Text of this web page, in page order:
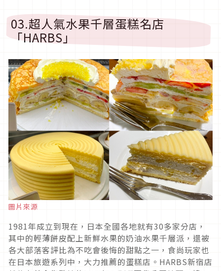
03.超人氣水果千層蛋糕名店
「HARBS」
圖片來源
1981年成立到現在，日本全國各地就有30多家分店，
其中的輕薄餅皮配上新鮮水果的奶油水果千層派，還被
各大部落客評比為不吃會後悔的甜點之一，食尚玩家也
在日本旅遊系列中，大力推薦的蛋糕店。HARBS新宿店